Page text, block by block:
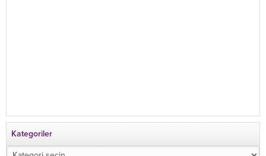
Kategoriler
Kategoriler